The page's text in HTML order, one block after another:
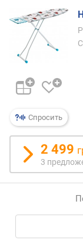
Спросить
2 499
3